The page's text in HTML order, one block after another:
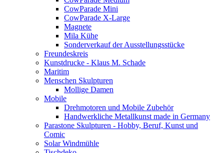
CowParade Mini
CowParade X-Large
Magnete
Mila Kühe
Sonderverkauf der Ausstellungsstücke
Freundeskreis
Kunstdrucke - Klaus M. Schade
Maritim
Menschen Skulpturen
Mollige Damen
Mobile
Drehmotoren und Mobile Zubehör
Handwerkliche Metallkunst made in Germany
Parastone Skulpturen - Hobby, Beruf, Kunst und
Comic
Solar Windmühle